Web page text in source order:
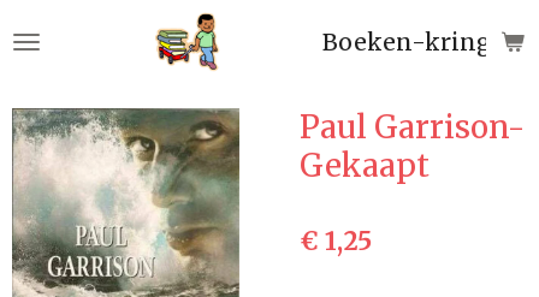
direct
de
hoofdinhoud
Boeken-
Paul Garrison-
Gekaapt
€ 1,25